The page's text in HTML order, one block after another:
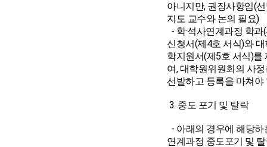
아니지만, 권장사항임(
지도 교수와 논의 필요)
- 학·석사연계과정 학과
신청서(제4호 서식)와
학지원서(제5호 서식)를
여, 대학원위원회의 사
선발하고 등록을 마쳐야
3. 중도 포기 및 탈락
- 아래의 경우에 해당하
연계과정 중도포기 및